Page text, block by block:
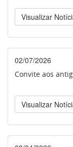
Visualizar
02/07/2026
Convite aos
Visualizar